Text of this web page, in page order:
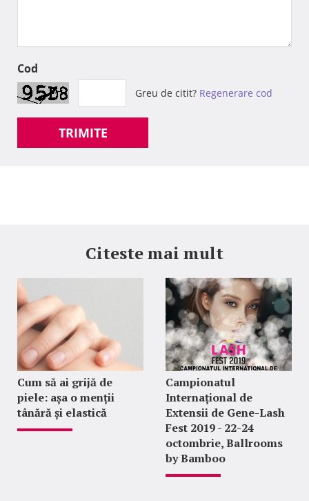
Cod
Greu de citit? Regenerare cod
TRIMITE
Citeste mai mult
Cum să ai grijă de
piele: așa o menții
tânără și elastică
Campionatul
Internațional de
Extensii de Gene-Lash
Fest 2019 - 22-24
octombrie, Ballrooms
by Bamboo